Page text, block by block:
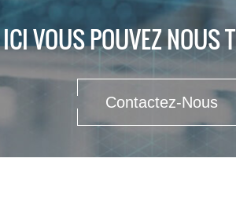
ICI VOUS POUVEZ NOUS
Contactez-Nous